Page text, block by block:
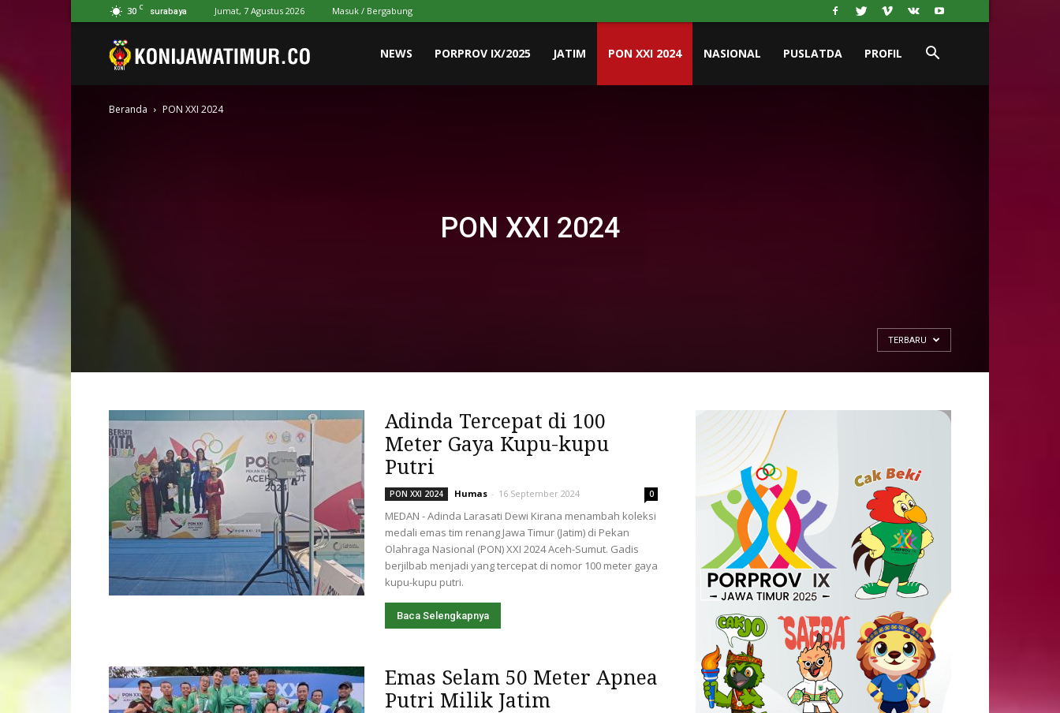
30 C surabaya Jumat, 7 Agustus 2026 Masuk / Bergabung
NEWS PORPROV IX/2025 JATIM PON XXI 2024 NASIONAL PUSLATDA PROFIL
Beranda PON XXI 2024
PON XXI 2024
TERBARU
Adinda Tercepat di 100
Meter Gaya Kupu-kupu
Putri
PON XXI 2024 Humas - 16 September 2024 0
MEDAN - Adinda Larasati Dewi Kirana menambah koleksi
medali emas tim renang Jawa Timur (Jatim) di Pekan
Olahraga Nasional (PON) XXI 2024 Aceh-Sumut. Gadis
berjilbab menjadi yang tercepat di nomor 100 meter gaya
kupu-kupu putri.
Baca Selengkapnya
Emas Selam 50 Meter Apnea
Putri Milik Jatim